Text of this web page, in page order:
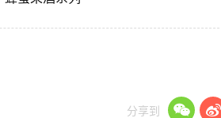
分享到